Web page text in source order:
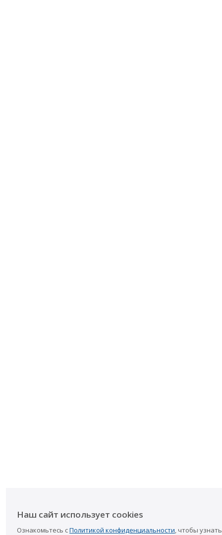
Наш сайт использует cookies
Ознакомьтесь сПолитикой конфиденциальности, чтобы